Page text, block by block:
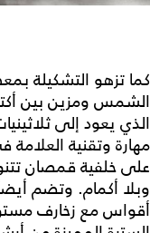
كما تزهو
الذي يعود إلى
مهارة وتقنية العلامة
على خلفية قمصان
وبلا أكمام. وتضم
أقواس مع زخارف